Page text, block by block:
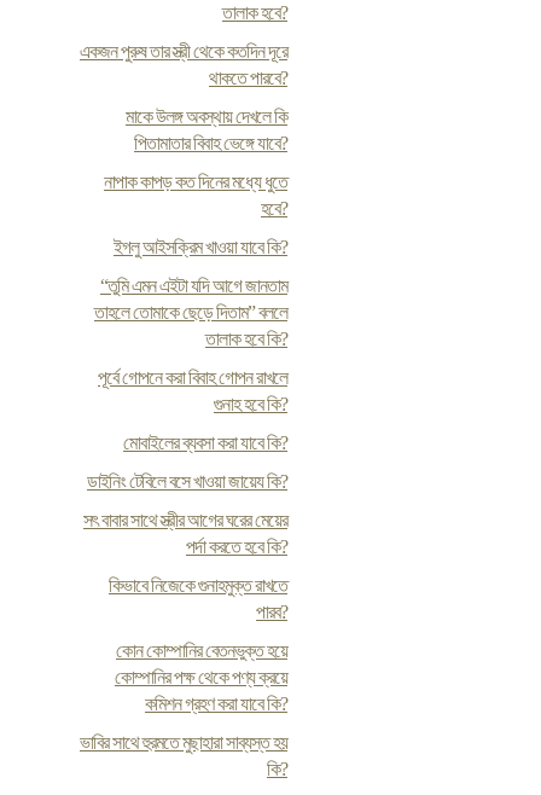
তালাক হবে?
একজন পুরুষ তার স্ত্রী থেকে কতদিন দূরে
থাকতে পারবে?
মাকে উলঙ্গ অবস্থায় দেখলে কি
পিতামাতার বিবাহ ভেঙ্গে যাবে?
নাপাক কাপড় কত দিনের মধ্যে ধুতে
হবে?
ইগলু আইসক্রিম খাওয়া যাবে কি?
“তুমি এমন এইটা যদি আগে জানতাম
তাহলে তোমাকে ছেড়ে দিতাম” বললে
তালাক হবে কি?
পূর্বে গোপনে করা বিবাহ গোপন রাখলে
গুনাহ হবে কি?
মোবাইলের ব্যবসা করা যাবে কি?
ডাইনিং টেবিলে বসে খাওয়া জায়েয কি?
সৎ বাবার সাথে স্ত্রীর আগের ঘরের মেয়ের
পর্দা করতে হবে কি?
কিভাবে নিজেকে গুনাহমুক্ত রাখতে
পারব?
কোন কোম্পানির বেতনভুক্ত হয়ে
কোম্পানির পক্ষ থেকে পণ্য ক্রয়ে
কমিশন গ্রহণ করা যাবে কি?
ভাবির সাথে হুরমতে মুছাহারা সাব্যস্ত হয়
কি?